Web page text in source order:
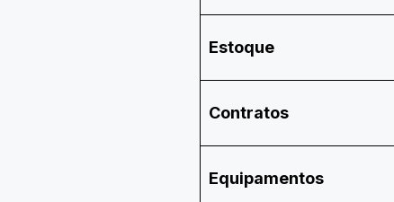
Estoque
Contratos
Equipamentos